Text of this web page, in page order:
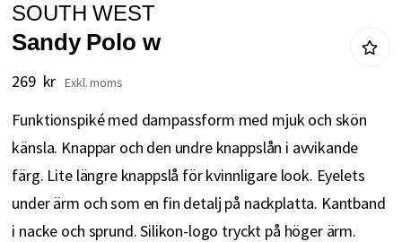
till
början
av
SOUTH WEST
Sandy Polo w
269 kr
Funktionspiké med dampassform med mjuk och skön
känsla. Knappar och den undre knappslån i avvikande
färg. Lite längre knappslå för kvinnligare look. Eyelets
under ärm och som en fin detalj på nackplatta. Kantband
i nacke och sprund. Silikon-logo tryckt på höger ärm.